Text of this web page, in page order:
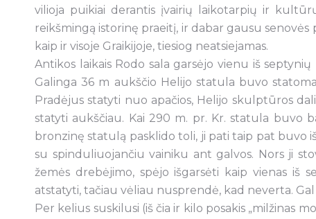
vilioja puikiai derantis įvairių laikotarpių ir
reikšmingą istorinę praeitį, ir dabar gausu
kaip ir visoje Graikijoje, tiesiog neatsiejamas.
Antikos laikais Rodo sala garsėjo vienu iš
Galinga 36 m aukščio Helijo statula buvo
Pradėjus statyti nuo apačios, Helijo skulptūros
statyti aukščiau. Kai 290 m. pr. Kr. statula buvo
bronzinę statulą pasklido toli, ji pati taip pat buvo
su spinduliuojančiu vainiku ant galvos. Nors ji
žemės drebėjimo, spėjo išgarsėti kaip vienas iš
atstatyti, tačiau vėliau nusprendė, kad neverta.
Per kelius suskilusi (iš čia ir kilo posakis „milžinas